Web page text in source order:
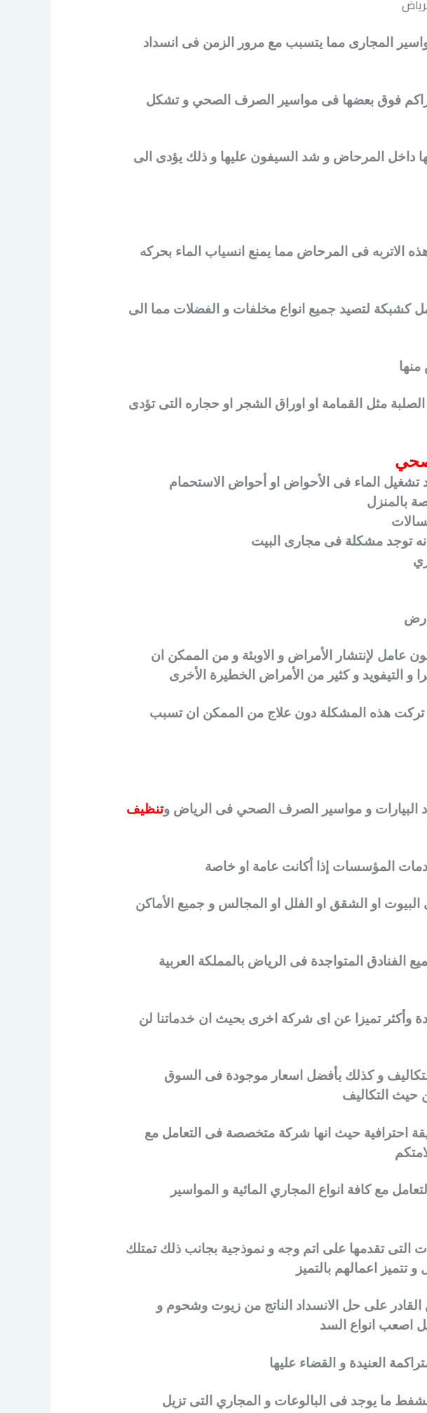
المجارى مما يتسبب مع مرور الزمن فى انسداد
فوق بعضها فى مواسير الصرف الصحي و تشكل
داخل المرحاض و شد السيفون عليها و ذلك يؤدى الى
الاتربه فى المرحاض مما يمنع انسياب الماء بحركه
كشبكة لتصيد جميع انواع مخلفات و الفضلات مما الى
مثل القمامة او اوراق الشجر او حجاره التى تؤدى
تشغيل الماء فى الأحواض او أحواض الاستحمام
بالمنزل
توجد مشكلة فى مجارى البيت
عامل لإنتشار الأمراض و الاوبئة و من الممكن ان
التيفويد و كثير من الأمراض الخطيرة الأخرى
تركت هذه المشكلة دون علاج من الممكن ان تسبب
و مواسير الصرف الصحي فى الرياض وتنظيف
المؤسسات إذا أكانت عامة او خاصة
او الشقق او الفلل او المجالس و جميع الأماكن
المتواجدة فى الرياض بالمملكة العربية
وأكثر تميزا عن اى شركة اخرى بحيث ان خدماتنا لن
و كذلك بأفضل اسعار موجودة فى السوق
حيث التكاليف
احترافية حيث انها شركة متخصصة فى التعامل مع
مع كافة انواع المجاري المائية و المواسير
التى تقدمها على اتم وجه و نموذجية بجانب ذلك تمتلك
اعمالهم بالتميز
القادر على حل الانسداد الناتج من زيوت وشحوم و
اصعب انواع السد
العنيدة و القضاء عليها
ما يوجد فى البالوعات و المجاري التى تزيل